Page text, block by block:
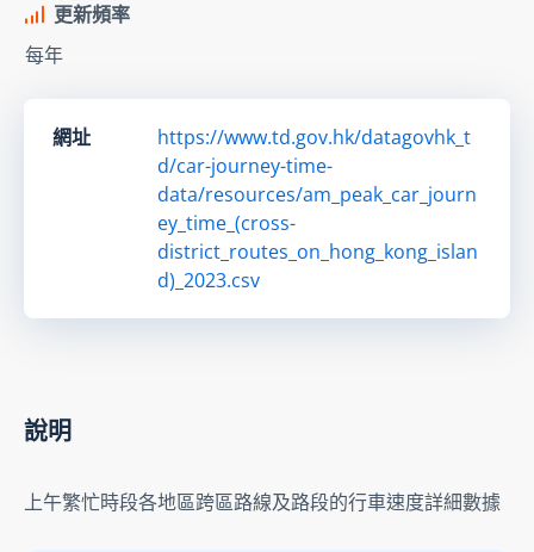
更新頻率
每年
網址
https://www.td.gov.hk/datagovhk_t
d/car-journey-time-
data/resources/am_peak_car_journ
ey_time_(cross-
district_routes_on_hong_kong_islan
d)_2023.csv
說明
上午繁忙時段各地區跨區路線及路段的行車速度詳細數據